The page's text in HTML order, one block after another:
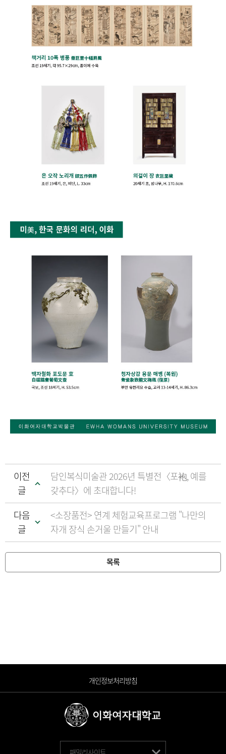
이전
글
담인복식미술관 2026년 특별전〈포袍, 예를
갖추다〉에 초대합니다!
다음
글
<소장품전> 연계 체험교육프로그램 "나만의
자개 장식 손거울 만들기" 안내
목록
개인정보처리방침